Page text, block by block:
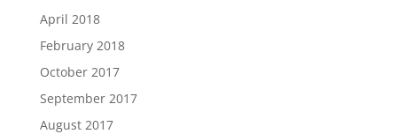
April 2018
February 2018
October 2017
September 2017
August 2017